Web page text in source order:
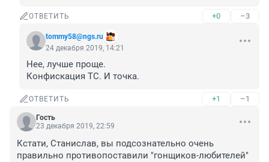
ОТВЕТИТЬ +0 –3
tommy58@ngs.ru
24 декабря 2019, 14:21
Нее, лучше проще.
Конфискация ТС. И точка.
ОТВЕТИТЬ +1 –1
Гость
23 декабря 2019, 22:59
Кстати, Станислав, вы подсознательно очень
правильно противопоставили "гонщиков-любителей"